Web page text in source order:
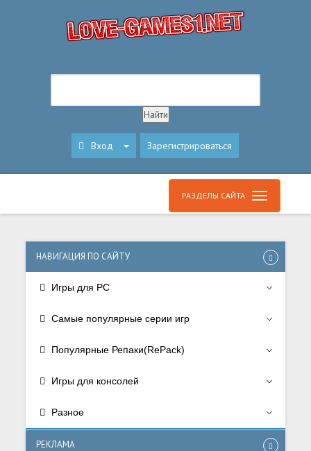
Вход Зарегистрироваться
РАЗДЕЛЫ САЙТА
НАВИГАЦИЯ ПО САЙТУ
Игры для PC
Самые популярные серии игр
Популярные Репаки(RePack)
Игры для консолей
Разное
РЕКЛАМА